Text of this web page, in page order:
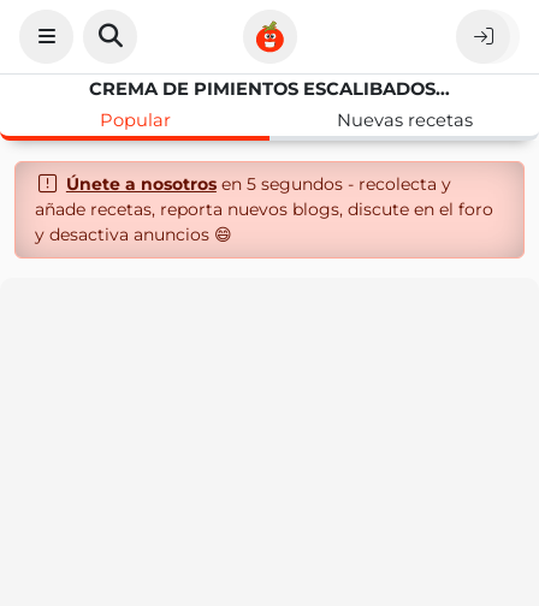
CREMA DE PIMIENTOS ESCALIBADOS CON AIRE DE BERBERECHOS
Popular
Nuevas recetas
Únete a nosotrosen 5 segundos - recolecta y
añade recetas, reporta nuevos blogs, discute en el foro
y desactiva anuncios 😄